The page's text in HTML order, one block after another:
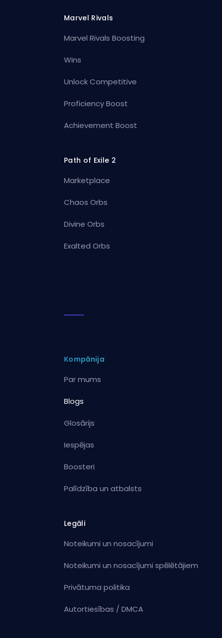
Marvel Rivals
Marvel Rivals Boosting
Wins
Unlock Competitive
Proficiency Boost
Achievement Boost
Path of Exile 2
Marketplace
Chaos Orbs
Divine Orbs
Exalted Orbs
Kompānija
Par mums
Blogs
Glosārijs
Iespējas
Boosteri
Palīdzība un atbalsts
Legāli
Noteikumi un nosacījumi
Noteikumi un nosacījumi spēlētājiem
Privātuma politika
Autortiesības / DMCA